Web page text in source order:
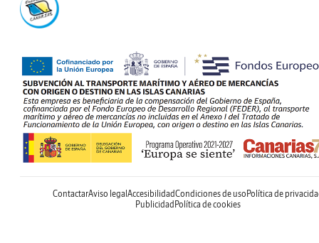
ContactarAviso legalAccesibilidadCondiciones de usoPolítica de
PublicidadPolítica de cookies